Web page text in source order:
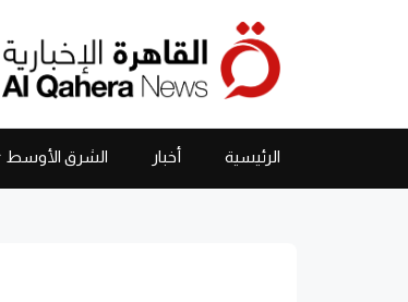
الرئيسية أخبار الشرق الأوسط